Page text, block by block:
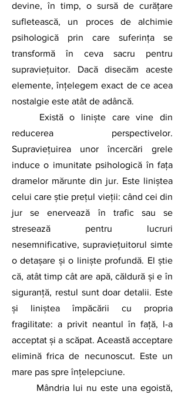
devine, în timp, o sursă de curățare
sufletească, un proces de alchimie
psihologică prin care suferința se
transformă în ceva sacru pentru
supraviețuitor. Dacă disecăm aceste
elemente, înțelegem exact de ce acea
nostalgie este atât de adâncă.
reducerea perspectivelor.
Supraviețuirea unor încercări grele
induce o imunitate psihologică în fața
dramelor mărunte din jur. Este liniștea
celui care știe prețul vieții: când cei din
jur se enervează în trafic sau se
stresează pentru lucruri
nesemnificative, supraviețuitorul simte
o detașare și o liniște profundă. El știe
că, atât timp cât are apă, căldură și e în
siguranță, restul sunt doar detalii. Este
și liniștea împăcării cu propria
fragilitate: a privit neantul în față, l-a
acceptat și a scăpat. Această acceptare
elimină frica de necunoscut. Este un
mare pas spre înţelepciune.